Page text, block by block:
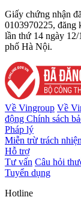
Giấy chứng nhận
0103970225, đăng
lần thứ 14 ngày
phố Hà Nội.
Về Vingroup Về
động Chính sách
Pháp lý
Miễn trừ trách
Hỗ trợ
Tư vấn Câu hỏi
Tuyển dụng
Hotline